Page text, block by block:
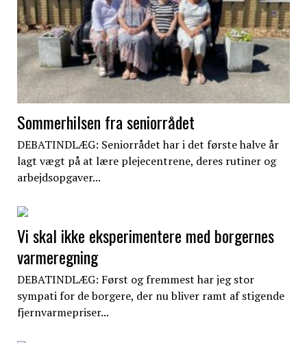
Sommerhilsen fra seniorrådet
DEBATINDLÆG: Seniorrådet har i det første halve år
lagt vægt på at lære plejecentrene, deres rutiner og
arbejdsopgaver...
Vi skal ikke eksperimentere med borgernes
varmeregning
DEBATINDLÆG: Først og fremmest har jeg stor
sympati for de borgere, der nu bliver ramt af stigende
fjernvarmepriser...